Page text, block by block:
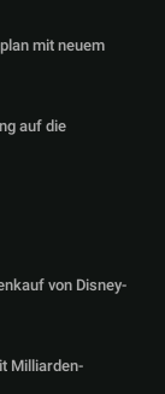
mit neuem
auf die
von Disney-
Milliarden-